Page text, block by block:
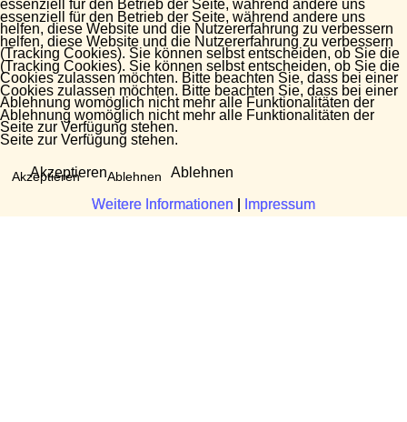
essenziell für den Betrieb der Seite, während andere uns
helfen, diese Website und die Nutzererfahrung zu verbessern
(Tracking Cookies). Sie können selbst entscheiden, ob Sie die
Cookies zulassen möchten. Bitte beachten Sie, dass bei einer
Ablehnung womöglich nicht mehr alle Funktionalitäten der
Seite zur Verfügung stehen.
Akzeptieren Ablehnen
Weitere Informationen Impressum
essenziell für den Betrieb der Seite, während andere uns
helfen, diese Website und die Nutzererfahrung zu verbessern
(Tracking Cookies). Sie können selbst entscheiden, ob Sie die
Cookies zulassen möchten. Bitte beachten Sie, dass bei einer
Ablehnung womöglich nicht mehr alle Funktionalitäten der
Seite zur Verfügung stehen.
Akzeptieren Ablehnen
Weitere Informationen Impressum